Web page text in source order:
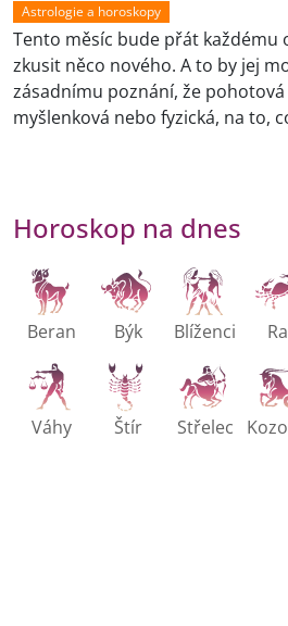
Astrologie a horoskopy
Tento měsíc bude přát každému
zkusit něco nového. A to by jej
zásadnímu poznání, že
myšlenková nebo fyzická, na to,
Horoskop na dnes
Beran Býk Blíženci
Váhy Štír Střelec